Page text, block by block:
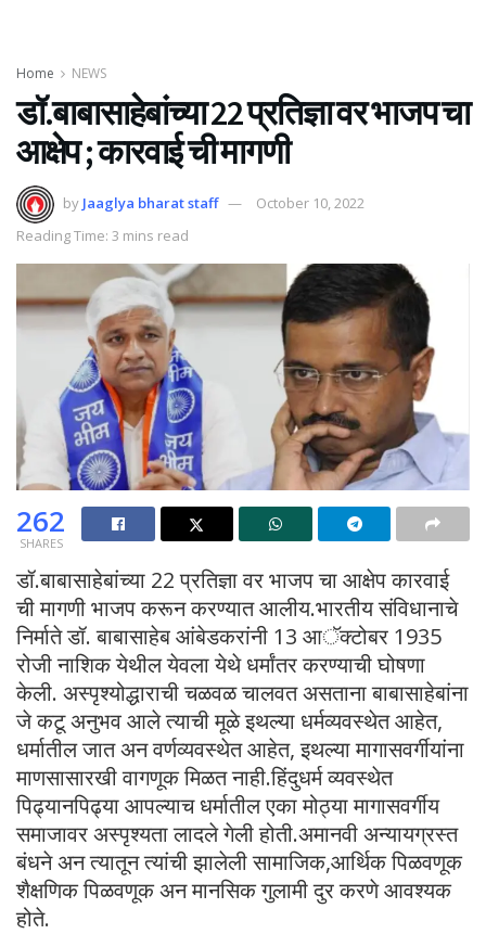
Home NEWS
डॉ.बाबासाहेबांच्या 22 प्रतिज्ञा वर भाजप चा
आक्षेप ; कारवाई ची मागणी
by Jaaglya bharat staff
October 10, 2022
Reading Time: 3 mins read
262
SHARES
डॉ.बाबासाहेबांच्या 22 प्रतिज्ञा वर भाजप चा आक्षेप कारवाई
ची मागणी भाजप करून करण्यात आलीय.भारतीय संविधानाचे
निर्माते डॉ. बाबासाहेब आंबेडकरांनी 13 आॅक्टोबर 1935
रोजी नाशिक येथील येवला येथे धर्मांतर करण्याची घोषणा
केली. अस्पृश्योद्धाराची चळवळ चालवत असताना बाबासाहेबांना
जे कटू अनुभव आले त्याची मूळे इथल्या धर्मव्यवस्थेत आहेत,
धर्मातील जात अन वर्णव्यवस्थेत आहेत, इथल्या मागासवर्गीयांना
माणसासारखी वागणूक मिळत नाही.हिंदुधर्म व्यवस्थेत
पिढ्यानपिढ्या आपल्याच धर्मातील एका मोठ्या मागासवर्गीय
समाजावर अस्पृश्यता लादले गेली होती.अमानवी अन्यायग्रस्त
बंधने अन त्यातून त्यांची झालेली सामाजिक,आर्थिक पिळवणूक
शैक्षणिक पिळवणूक अन मानसिक गुलामी दुर करणे आवश्यक
होते.